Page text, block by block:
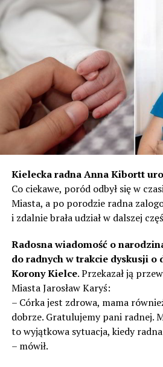
Kielecka radna Anna Kibortt
Co ciekawe, poród odbył się w
Miasta, a po porodzie radna
i zdalnie brała udział w dalszej
Radosna wiadomość o
do radnych w trakcie dyskusji
Korony Kielce. Przekazał ją
Miasta Jarosław Karyś:
– Córka jest zdrowa, mama
dobrze. Gratulujemy pani radnej.
to wyjątkowa sytuacja, kiedy
– mówił.